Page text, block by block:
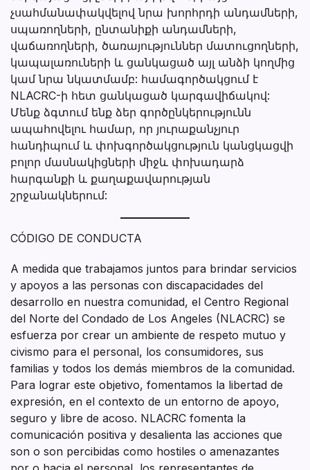
չսահմանափակվելով նրա խորհրդի անդամների,
սպառողների, ընտանիքի անդամների,
վաճառողների, ծառայություններ մատուցողների,
կապալառուների և ցանկացած այլ անձի կողմից
կամ նրա նկատմամբ: համագործակցում է
NLACRC-ի հետ ցանկացած կարգավիճակով:
Մենք ձգտում ենք ձեր գործընկերությունն
ապահովելու համար, որ յուրաքանչյուր
հանդիպում և փոխգործակցություն կանցկացվի
բոլոր մասնակիցների միջև փոխադարձ
հարգանքի և քաղաքավարության
շրջանակներում:
CÓDIGO DE CONDUCTA
A medida que trabajamos juntos para brindar servicios
y apoyos a las personas con discapacidades del
desarrollo en nuestra comunidad, el Centro Regional
del Norte del Condado de Los Angeles (NLACRC) se
esfuerza por crear un ambiente de respeto mutuo y
civismo para el personal, los consumidores, sus
familias y todos los demás miembros de la comunidad.
Para lograr este objetivo, fomentamos la libertad de
expresión, en el contexto de un entorno de apoyo,
seguro y libre de acoso. NLACRC fomenta la
comunicación positiva y desalienta las acciones que
son o son percibidas como hostiles o amenazantes